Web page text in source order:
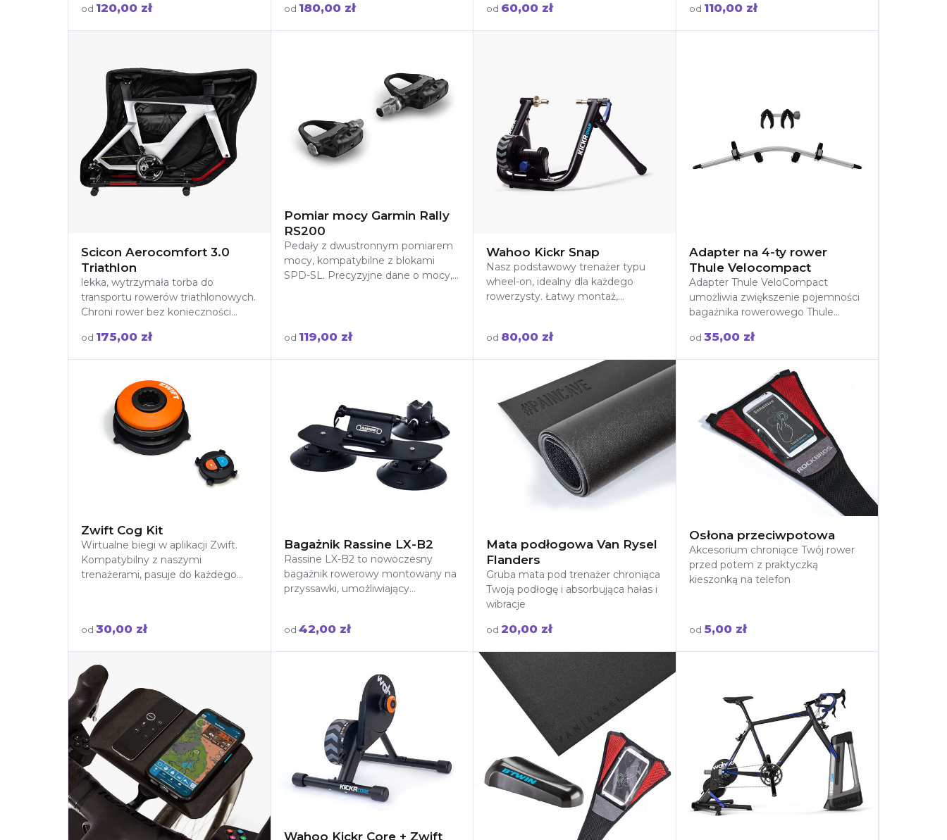
od 120,00 zł
łączność Wi-Fi. Dzięki symulacji
nachylenia do 20%, trybowi Race
najwyższym poziomie.
od 180,00 zł
dopasowane do intensywności
treningu. Idealny do treningów na
od 60,00 zł
intensywniejszego doświadczenia
na trenażerze.
od 110,00 zł
Scicon Aerocomfort 3.0
Triathlon
lekka, wytrzymała torba do
transportu rowerów triathlonowych.
Chroni rower bez konieczności
Idealna na zawody i podróże!
od 175,00 zł
Pomiar mocy Garmin Rally
RS200
Pedały z dwustronnym pomiarem
mocy, kompatybilne z blokami
SPD-SL. Precyzyjne dane o mocy,
od 119,00 zł
Wahoo Kickr Snap
Nasz podstawowy trenażer typu
wheel-on, idealny dla każdego
rowerzysty. Łatwy montaż,
praca.
od 80,00 zł
Adapter na 4-ty rower
Thule Velocompact
Adapter Thule VeloCompact
umożliwia zwiększenie pojemności
bagażnika rowerowego Thule
rowerów. Dzięki solidnej
od 35,00 zł
Zwift Cog Kit
Wirtualne biegi w aplikacji Zwift.
Kompatybilny z naszymi
trenażerami, pasuje do każdego
od 30,00 zł
Bagażnik Rassine LX-B2
Rassine LX-B2 to nowoczesny
bagażnik rowerowy montowany na
przyssawki, umożliwiający
od 42,00 zł
Mata podłogowa Van Rysel
Flanders
Gruba mata pod trenażer chroniąca
Twoją podłogę i absorbująca hałas i
wibracje
od 20,00 zł
Osłona przeciwpotowa
Akcesorium chroniące Twój rower
przed potem z praktyczką
kieszonką na telefon
od 5,00 zł
Wahoo Kickr Core + Zwift